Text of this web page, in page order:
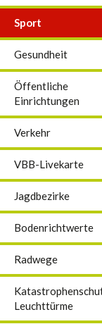
Sport
Gesundheit
Öffentliche
Einrichtungen
Verkehr
VBB-Livekarte
Jagdbezirke
Bodenrichtwerte
Radwege
Leuchttürme